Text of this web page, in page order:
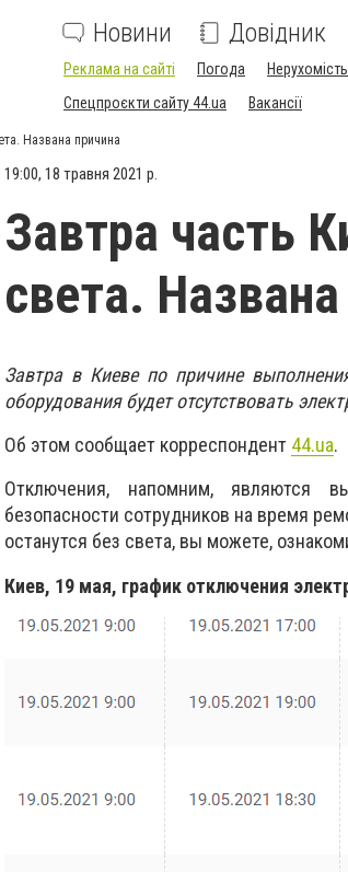
Новини Довідник
Реклама на сайті Погода Нерухомість
Спецпроєкти сайту 44.ua
Вакансії
Названа причина
19:00, 18 травня 2021 р.
Завтра часть
света.
Завтра в Киеве по причине
оборудования будет отсутствовать
Об этом сообщает корреспондент 44.ua.
Отключения, напомним, являются
безопасности сотрудников на время
останутся без света, вы можете,
Киев, 19 мая, график отключения